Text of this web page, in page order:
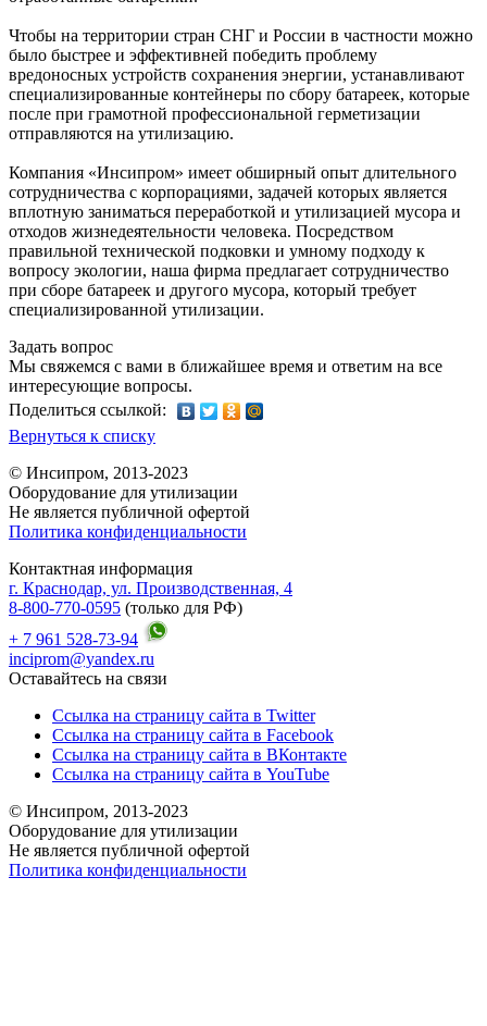
Чтобы на территории стран СНГ и России в частности можно
было быстрее и эффективней победить проблему
вредоносных устройств сохранения энергии, устанавливают
специализированные контейнеры по сбору батареек, которые
после при грамотной профессиональной герметизации
отправляются на утилизацию.
Компания «Инсипром» имеет обширный опыт длительного
сотрудничества с корпорациями, задачей которых является
вплотную заниматься переработкой и утилизацией мусора и
отходов жизнедеятельности человека. Посредством
правильной технической подковки и умному подходу к
вопросу экологии, наша фирма предлагает сотрудничество
при сборе батареек и другого мусора, который требует
специализированной утилизации.
Задать вопрос
Мы свяжемся с вами в ближайшее время и ответим на все
интересующие вопросы.
Поделиться ссылкой:
Вернуться к списку
© Инсипром, 2013-2023
Оборудование для утилизации
Не является публичной офертой
Политика конфиденциальности
Контактная информация
г. Краснодар, ул. Производственная, 4
8-800-770-0595 (только для РФ)
+ 7 961 528-73-94
inciprom@yandex.ru
Оставайтесь на связи
Ссылка на страницу сайта в Twitter
Ссылка на страницу сайта в Facebook
Ссылка на страницу сайта в ВКонтакте
Ссылка на страницу сайта в YouTube
© Инсипром, 2013-2023
Оборудование для утилизации
Не является публичной офертой
Политика конфиденциальности